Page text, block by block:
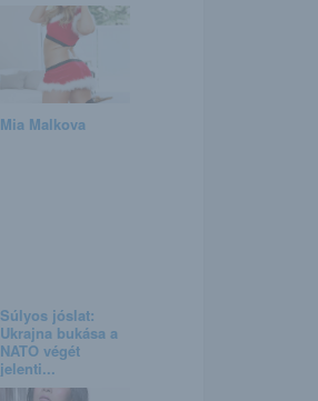
Mia Malkova
Súlyos jóslat:
Ukrajna bukása a
NATO végét
jelenti...